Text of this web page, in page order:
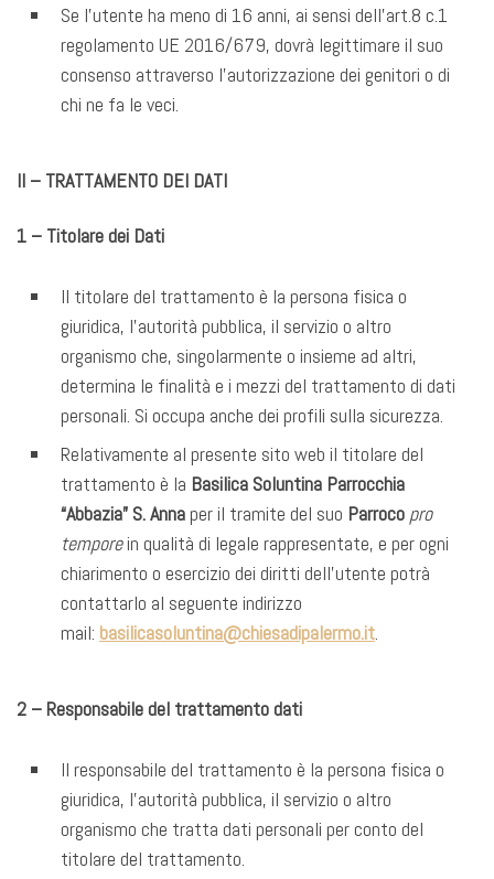
Se l’utente ha meno di 16 anni, ai sensi dell’art.8 c.1
regolamento UE 2016/679, dovrà legittimare il suo
consenso attraverso l’autorizzazione dei genitori o di
chi ne fa le veci.
II – TRATTAMENTO DEI DATI
1 – Titolare dei Dati
Il titolare del trattamento è la persona fisica o
giuridica, l’autorità pubblica, il servizio o altro
organismo che, singolarmente o insieme ad altri,
determina le finalità e i mezzi del trattamento di dati
personali. Si occupa anche dei profili sulla sicurezza.
Relativamente al presente sito web il titolare del
trattamento è la Basilica Soluntina Parrocchia
“Abbazia” S. Annaper il tramite del suo Parroco pro
temporein qualità di legale rappresentate, e per ogni
chiarimento o esercizio dei diritti dell’utente potrà
contattarlo al seguente indirizzo
mail: basilicasoluntina@chiesadipalermo.it.
2 – Responsabile del trattamento dati
Il responsabile del trattamento è la persona fisica o
giuridica, l’autorità pubblica, il servizio o altro
organismo che tratta dati personali per conto del
titolare del trattamento.